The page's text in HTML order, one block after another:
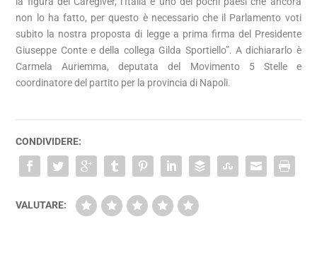
non lo ha fatto, per questo è necessario che il Parlamento voti
subito la nostra proposta di legge a prima firma del Presidente
Giuseppe Conte e della collega Gilda Sportiello”. A dichiararlo è
Carmela Auriemma, deputata del Movimento 5 Stelle e
coordinatore del partito per la provincia di Napoli.
CONDIVIDERE:
VALUTARE: